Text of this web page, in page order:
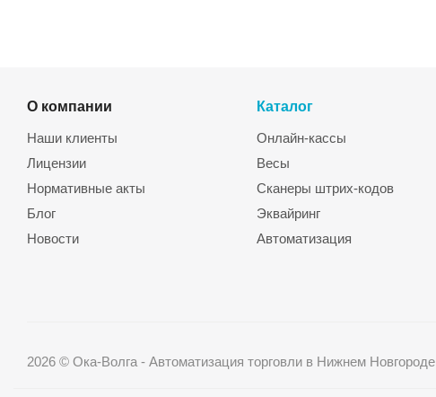
О компании
Наши клиенты
Лицензии
Нормативные акты
Блог
Новости
Каталог
Онлайн-кассы
Весы
Сканеры штрих-кодов
Эквайринг
Автоматизация
2026 © Ока-Волга - Автоматизация торговли в Нижнем Новгороде